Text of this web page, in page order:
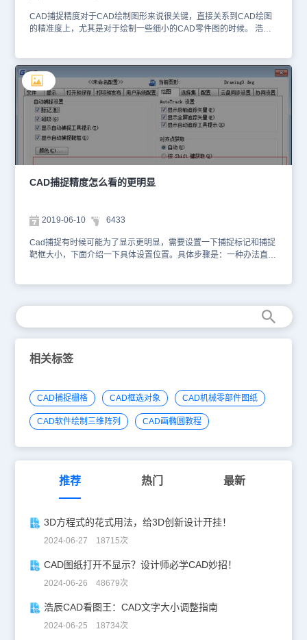
CAD捕捉精度对于CAD绘制图形来说很关键，直接关系到CAD绘图
的精准度上，尤其是对于绘制一些细小的CAD零件图的时候。 浩辰
度设置方法二 鼠标右键单击绘图区下方对象捕捉对话框（如图），
接着选择：设置——选项，亦可调出法一图示对话框，往后操作与法
一相同。 以上，给我们介绍了两种浩辰CAD捕捉精度设置的方法，
使用起来都很方便，经常使用浩辰CAD软件进行绘图的小伙伴赶紧用
起来吧！
CAD捕捉精度怎么看的更明显
2019-06-10 6433
Cad捕捉有时候可能为了显示更明显，需要设置一下捕捉标记和捕捉
靶框大小，下面介绍一下具体设置位置。具体步骤是：一种办法直接
框设置位置，我们绘图比较常用的设置之一。
相关标签
CAD捕捉栅格 CAD框选对象 CAD机械零部件图纸
CAD软件绘制三维阵列 CAD画椭圆教程
推荐 热门 最新
3D方程式的花式用法，给3D创新设计开挂！
2024-06-27 18715次
CAD图纸打开不显示？设计师必学CAD妙招！
2024-06-26 48679次
浩辰CAD看图王：CAD文字大小调整指南
2024-06-25 18734次